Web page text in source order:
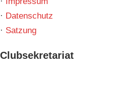
· Datenschutz
· Satzung
Clubsekretariat